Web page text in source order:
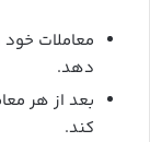
معاملات خود
دهد.
بعد از هر
کند.